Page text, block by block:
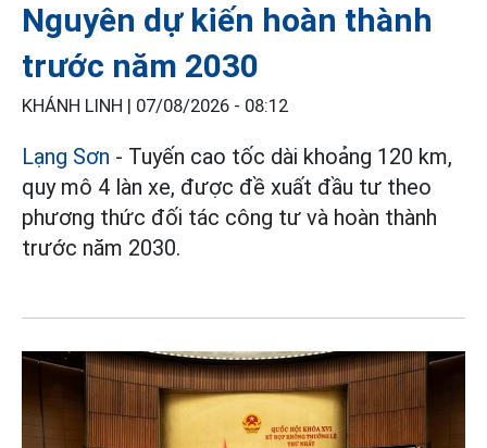
Nguyên dự kiến hoàn thành
trước năm 2030
KHÁNH LINH | 07/08/2026 - 08:12
Lạng Sơn - Tuyến cao tốc dài khoảng 120 km,
quy mô 4 làn xe, được đề xuất đầu tư theo
phương thức đối tác công tư và hoàn thành
trước năm 2030.